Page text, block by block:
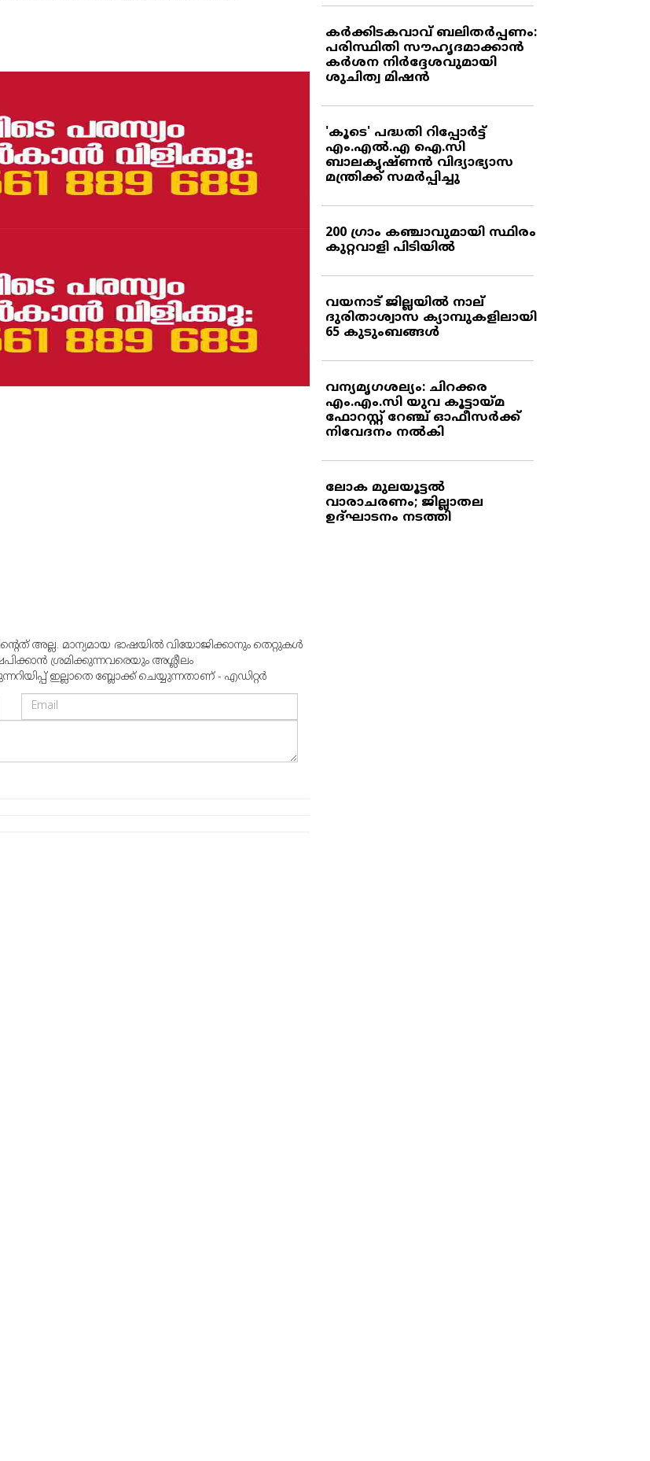
അല്ല. മാന്യമായ ഭാഷയില്‍ വിയോജിക്കാനും തെറ്റുകള്‍
ശ്രമിക്കുന്നവരെയും അശ്ലീലം
ഇല്ലാതെ ബ്ലോക്ക് ചെയ്യുന്നതാണ് - എഡിറ്റര്‍
കര്‍ക്കിടകവാവ് ബലിതര്‍പ്പണം:
പരിസ്ഥിതി സൗഹൃദമാക്കാന്‍
കര്‍ശന നിര്‍ദ്ദേശവുമായി
ശുചിത്വ മിഷന്‍
'കൂടെ' പദ്ധതി റിപ്പോര്‍ട്ട്
എം.എല്‍.എ ഐ.സി
ബാലകൃഷ്ണന്‍ വിദ്യാഭ്യാസ
മന്ത്രിക്ക് സമര്‍പ്പിച്ചു
200 ഗ്രാം കഞ്ചാവുമായി സ്ഥിരം
കുറ്റവാളി പിടിയില്‍
വയനാട് ജില്ലയില്‍ നാല്
ദുരിതാശ്വാസ ക്യാമ്പുകളിലായി
65 കുടുംബങ്ങള്‍
വന്യമൃഗശല്യം: ചിറക്കര
എം.എം.സി യുവ കൂട്ടായ്മ
ഫോറസ്റ്റ് റേഞ്ച് ഓഫീസര്‍ക്ക്
നിവേദനം നല്‍കി
ലോക മുലയൂട്ടല്‍
വാരാചരണം; ജില്ലാതല
ഉദ്ഘാടനം നടത്തി